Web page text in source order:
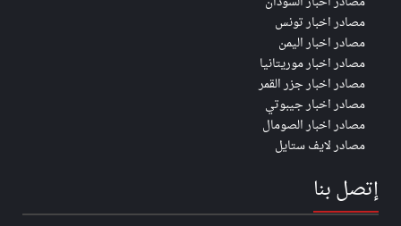
مصادر اخبار تونس
مصادر اخبار اليمن
مصادر اخبار موريتانيا
مصادر اخبار جزر القمر
مصادر اخبار جيبوتي
مصادر اخبار الصومال
مصادر لايف ستايل
إتصل بنا